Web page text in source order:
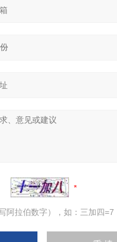
阿拉伯数字），如：三加四=7